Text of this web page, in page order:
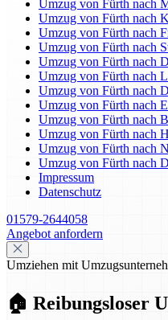
Umzug von Fürth nach
Umzug von Fürth nach
Umzug von Fürth nach
Umzug von Fürth nach
Umzug von Fürth nach
Umzug von Fürth nach
Umzug von Fürth nach
Umzug von Fürth nach
Umzug von Fürth nach
Umzug von Fürth nach
Umzug von Fürth nach
Umzug von Fürth nach
Impressum
Datenschutz
01579-2644058
Angebot anfordern
Umziehen mit
🏠 Reibungsloser